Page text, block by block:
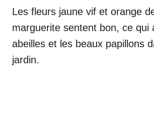
Les fleurs jaune vif et orange
marguerite sentent bon, ce qui
abeilles et les beaux papillons
jardin.